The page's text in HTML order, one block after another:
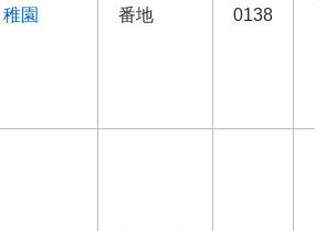
稚園 番地 0138